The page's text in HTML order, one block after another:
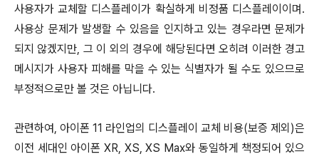
사용자가 교체할 디스플레이가 확실하게 비정품 디스플레이이며.
사용상 문제가 발생할 수 있음을 인지하고 있는 경우라면 문제가
되지 않겠지만, 그 이 외의 경우에 해당된다면 오히려 이러한 경고
메시지가 사용자 피해를 막을 수 있는 식별자가 될 수도 있으므로
부정적으로만 볼 것은 아닙니다.
관련하여, 아이폰 11 라인업의 디스플레이 교체 비용(보증 제외)은
이전 세대인 아이폰 XR, XS, XS Max와 동일하게 책정되어 있으